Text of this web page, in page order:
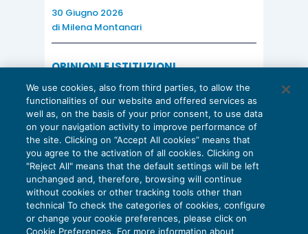
30 Giugno 2026
di Milena Montanari
OPINIONI E ISTITUZIONI
Valorizzare il potenziale dello Studio:
una riflessione sul futuro della
consulenza del lavoro
15 Giugno 2026
di Milena Montanari
We use cookies, also from third parties, to allow the
functionalities of our website and offered services as
well as, on the basis of your prior consent, to use data
on your navigation activity to improve performance of
the site. Clicking on “Accept All cookies” means that
you agree to the activation of all cookies. Clicking on
"Reject All" means that the default settings will be left
unchanged and, therefore, browsing will continue
without cookies or other tracking tools other than
technical To check the categories of cookies, configure
or change your cookie preferences, please click on
Cookie Preferences. For more information about